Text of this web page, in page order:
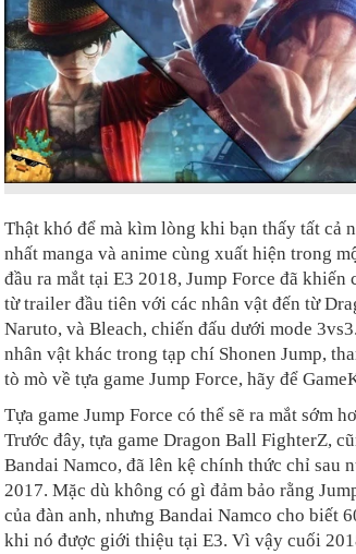
Thật khó để mà kìm lòng khi bạn thấy tất cả
nhất manga và anime cùng xuất hiện trong
đầu ra mắt tại E3 2018, Jump Force đã khiến
từ trailer đầu tiên với các nhân vật đến từ
Naruto, và Bleach, chiến đấu dưới mode
nhân vật khác trong tạp chí Shonen Jump,
tò mò về tựa game Jump Force, hãy để
Tựa game Jump Force có thể sẽ ra mắt sớm
Trước đây, tựa game Dragon Ball FighterZ,
Bandai Namco, đã lên kệ chính thức chỉ sau
2017. Mặc dù không có gì đảm bảo rằng
của đàn anh, nhưng Bandai Namco cho biết
khi nó được giới thiệu tại E3. Vì vậy cuối